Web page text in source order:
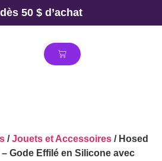
50 $ d’achat
/Jouets et Accessoires / Hosed
Gode Effilé en Silicone avec